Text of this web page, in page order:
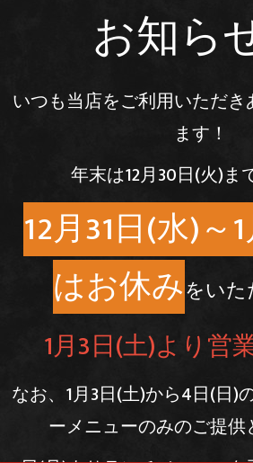
お知ら
いつも当店をご利用いただ
ます！
年末は12月30日(火)ま
12月31日(水)～
はお休みをいた
1月3日(土)より営
なお、1月3日(土)から4日(日)
ーメニューのみのご提供